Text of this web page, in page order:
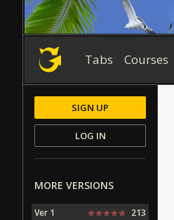
Tabs Courses
SIGN UP
LOG IN
MORE VERSIONS
Ver 1 213